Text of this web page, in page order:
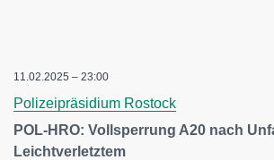
11.02.2025 – 23:00
Polizeipräsidium Rostock
POL-HRO: Vollsperrung A20 nach
Leichtverletztem